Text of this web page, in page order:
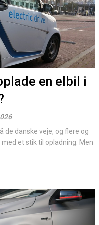
en elbil i
de danske veje, og flere og
et stik til opladning. Men